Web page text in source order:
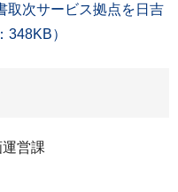
取次サービス拠点を日吉
）
営課